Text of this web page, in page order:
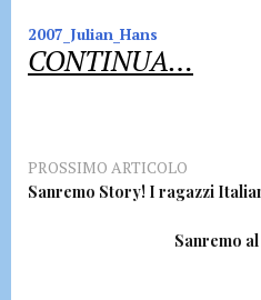
2007_Julian_Hans
CONTINUA…
PROSSIMO ARTICOLO
Sanremo Story! I ragazzi
Sanremo